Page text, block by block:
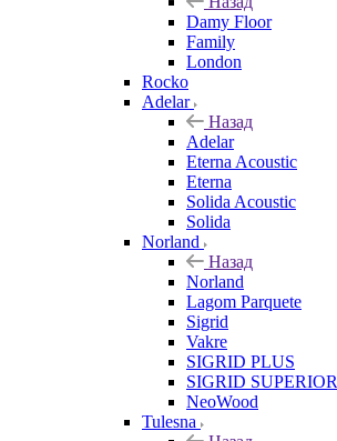
Damy Floor
Family
London
Rocko
Adelar
Назад
Adelar
Eterna Acoustic
Eterna
Solida Acoustic
Solida
Norland
Назад
Norland
Lagom Parquete
Sigrid
Vakre
SIGRID PLUS
SIGRID SUPERIOR
NeoWood
Tulesna